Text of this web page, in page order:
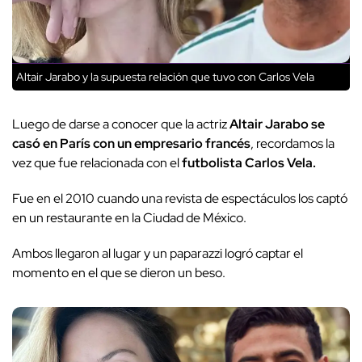
Altair Jarabo y la supuesta relación que tuvo con Carlos Vela
Luego de darse a conocer que la actrizAltair Jarabo se
casó en París con un empresario francés, recordamos la
vez que fue relacionada con elfutbolista Carlos Vela.
Fue en el 2010 cuando una revista de espectáculos los captó
en un restaurante en la Ciudad de México.
Ambos llegaron al lugar y un paparazzi logró captar el
momento en el que se dieron un beso.